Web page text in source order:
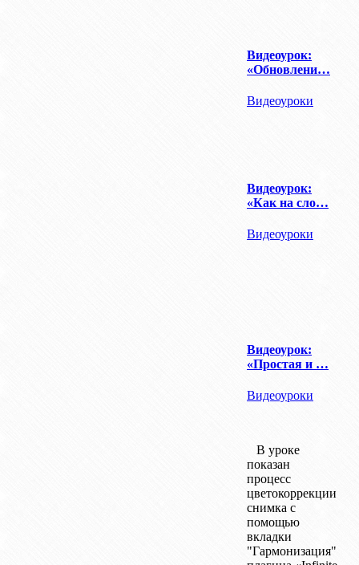
Видеоурок:
«Обновлени…
Видеоуроки
Видеоурок:
«Как на сло…
Видеоуроки
Видеоурок:
«Простая и …
Видеоуроки
В уроке
показан
процесс
цветокоррекции
снимка с
помощью
вкладки
"Гармонизация"